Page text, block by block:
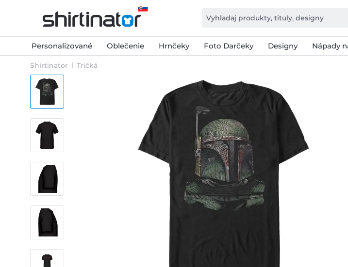
Personalizované Oblečenie Hrnčeky Foto Darčeky Designy Nápady
Shirtinator Tričká